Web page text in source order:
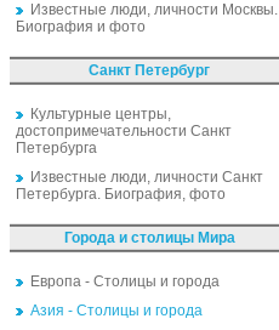
Известные люди, личности Москвы.
Биография и фото
Санкт Петербург
Культурные центры,
достопримечательности Санкт
Петербурга
Известные люди, личности Санкт
Петербурга. Биография, фото
Города и столицы Мира
Европа - Столицы и города
Азия - Столицы и города